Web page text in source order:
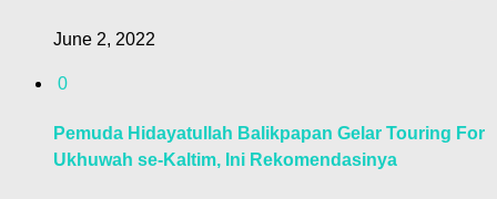
June 2, 2022
0
Pemuda Hidayatullah Balikpapan Gelar Touring For
Ukhuwah se-Kaltim, Ini Rekomendasinya